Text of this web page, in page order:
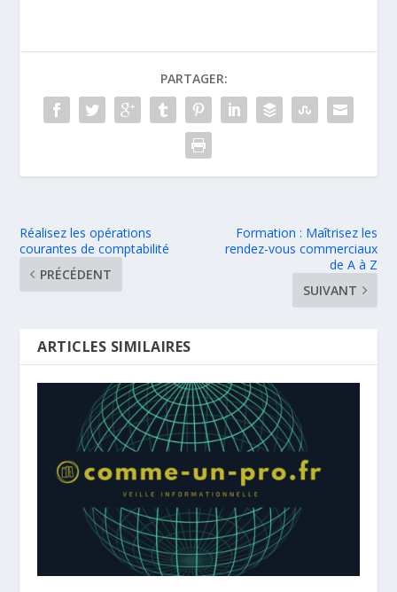
PARTAGER:
Réalisez les opérations
courantes de comptabilité
PRÉCÉDENT
Formation : Maîtrisez les
rendez-vous commerciaux
de A à Z
SUIVANT
ARTICLES SIMILAIRES